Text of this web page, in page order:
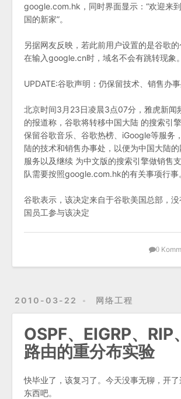
google.com.hk，同时界面显示：“欢迎来
国的新家”。
另据网友反映，若此前用户设置的是谷歌
在输入google.cn时，域名不会有跳转现象。
UPDATE:谷歌声明：仍保留技术、销售办
北京时间3月23日凌晨3点07分，雅虎新闻
的报道称，谷歌将转移中国大陆 的搜索引
保留谷歌音乐、谷歌热榜、iGoogle等服务
陆的技术和销售办事处，以便为中国大陆
服务以及继续 为中文版的搜索引擎做销售
队需要按照google.com.hk的有关事项行事
谷歌表示，该决定来自于谷歌美国总部，
国员工参与该决定
0
2010-03-22 网络工程
OSPF、EIGRP、RIP
路由的重分布实验
快毕业了，该复习了。今天没事无聊，开
东西吧。